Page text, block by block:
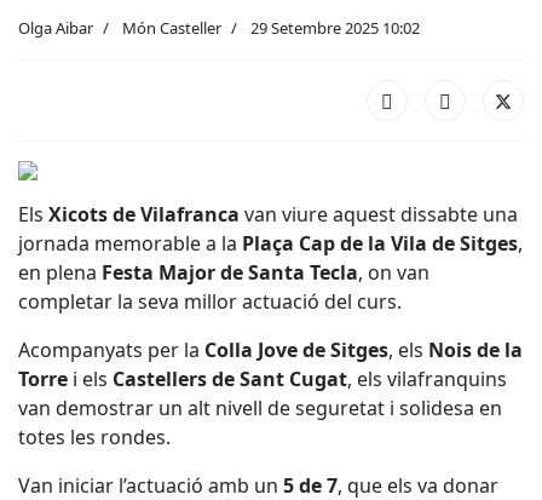
Olga Aibar Món Casteller 29 Setembre 2025 10:02
Els Xicots de Vilafranca van viure aquest dissabte una
jornada memorable a la Plaça Cap de la Vila de Sitges,
en plena Festa Major de Santa Tecla, on van
completar la seva millor actuació del curs.
Acompanyats per la Colla Jove de Sitges, els Nois de la
Torre i els Castellers de Sant Cugat, els vilafranquins
van demostrar un alt nivell de seguretat i solidesa en
totes les rondes.
Van iniciar l’actuació amb un 5 de 7, que els va donar